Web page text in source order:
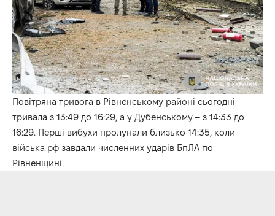
Повітряна тривога в Рівненському районі сьогодні
тривала з 13:49 до 16:29, а у Дубенському – з 14:33 до
16:29. Перші вибухи пролунали близько 14:35, коли
війська рф завдали численних ударів БпЛА по
Рівненщині.